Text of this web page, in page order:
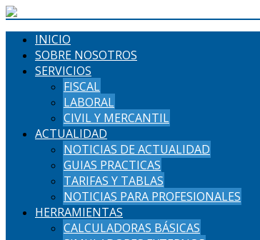
INICIO
SOBRE NOSOTROS
SERVICIOS
FISCAL
LABORAL
CIVIL Y MERCANTIL
ACTUALIDAD
NOTICIAS DE ACTUALIDAD
GUIAS PRACTICAS
TARIFAS Y TABLAS
NOTICIAS PARA PROFESIONALES
HERRAMIENTAS
CALCULADORAS BÁSICAS